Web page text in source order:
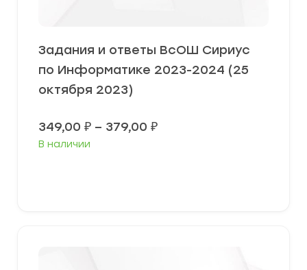
Задания и ответы ВсОШ Сириус
по Информатике 2023-2024 (25
октября 2023)
349,00 ₽ – 379,00 ₽Диапазон
В наличии